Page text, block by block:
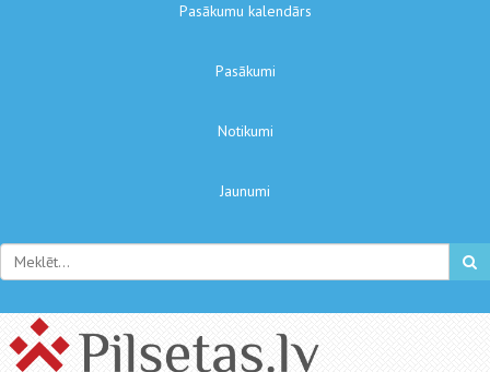
Pasākumu kalendārs
Pasākumi
Notikumi
Jaunumi